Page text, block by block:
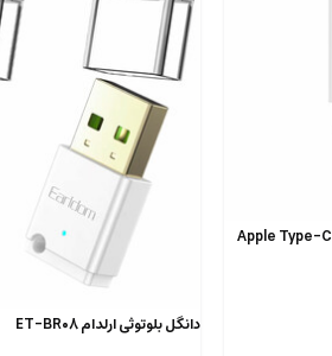
مبدل تایپ سی به جک 3.5 میلیمتری اپل Apple Type-C
دانگل بلوتوثی ارلدام ET-BR08